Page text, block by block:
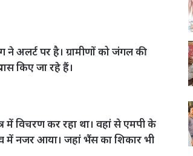
अलर्ट पर है। ग्रामीणों को जंगल की
किए जा रहे हैं।
में विचरण कर रहा था। वहां से एमपी के
में नजर आया। जहां भैंस का शिकार भी